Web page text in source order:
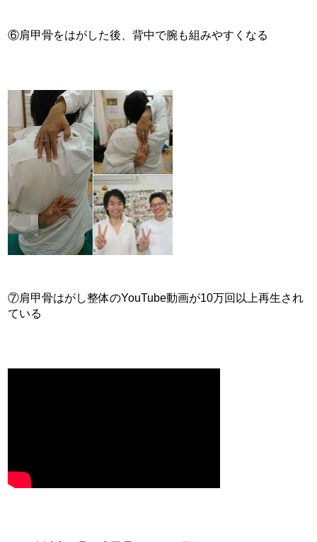
⑥肩甲骨をはがした後、背中で腕も組みやすくなる
⑦肩甲骨はがし整体のYouTube動画が10万回以上再生され
ている